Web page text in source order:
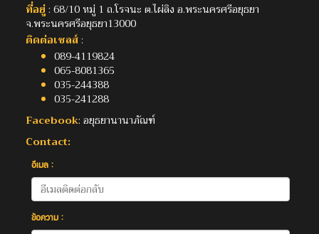
ที่อยู่: 68/10 หมู่ 1 ถ.โรจนะ ต.ไผ่ลิง อ.พระนครศรีอยุธยา
จ.พระนครศรีอยุธยา13000
ติดต่อเซลส์:
089-4119824
065-8081365
035-244388
035-241288
Facebook: อยุธยานานาภัณฑ์
Contact:
อีเมล :
ข้อความ :